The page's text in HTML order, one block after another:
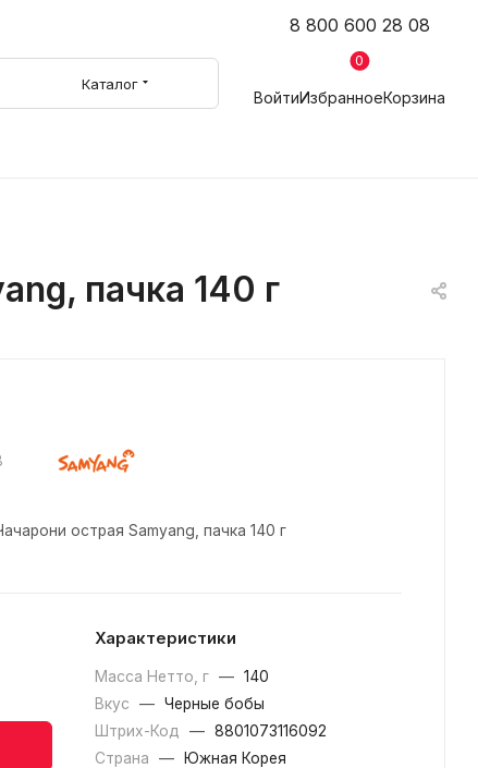
8 800 600 28 08
Каталог
ВойтиИзбранное
0
Корзина
пачка 140 г
острая Samyang, пачка 140 г
Характеристики
Масса Нетто, г — 140
Вкус
— Черные бобы
Штрих-Код
— 8801073116092
Страна
—
Южная Корея